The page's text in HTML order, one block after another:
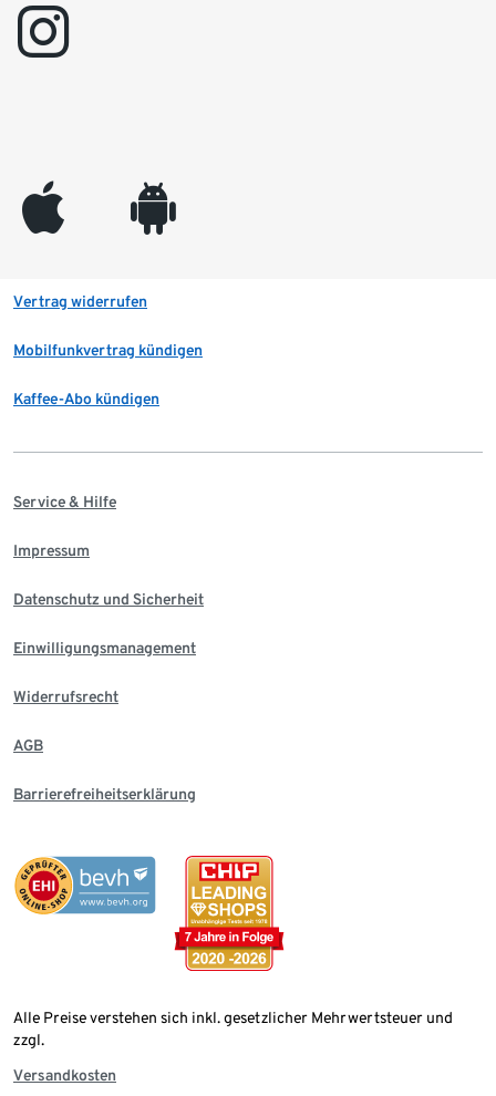
instagram
appleinc android
Vertrag widerrufen
Mobilfunkvertrag kündigen
Kaffee-Abo kündigen
Service & Hilfe
Impressum
Datenschutz und Sicherheit
Einwilligungsmanagement
Widerrufsrecht
AGB
Barrierefreiheitserklärung
Alle Preise verstehen sich inkl. gesetzlicher Mehrwertsteuer und
zzgl.
Versandkosten